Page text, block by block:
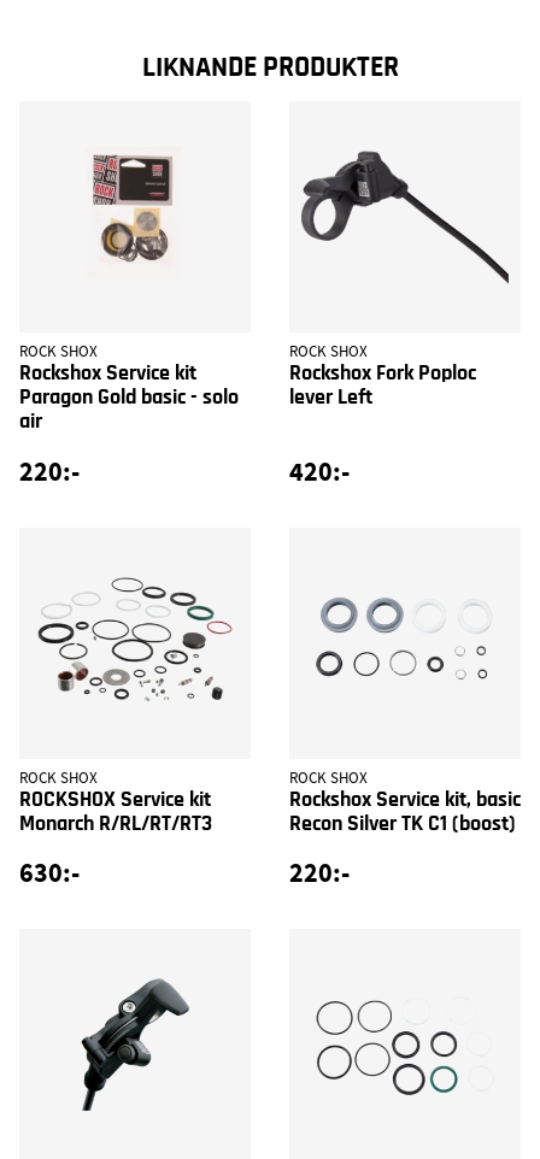
LIKNANDE PRODUKTER
ROCK SHOX
Rockshox Service kit
Paragon Gold basic - solo
air
220:-
ROCK SHOX
Rockshox Fork Poploc
lever Left
420:-
ROCK SHOX
ROCKSHOX Service kit
Monarch R/RL/RT/RT3
630:-
ROCK SHOX
Rockshox Service kit, basic
Recon Silver TK C1 (boost)
220:-